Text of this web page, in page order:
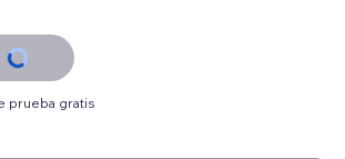
prueba gratis